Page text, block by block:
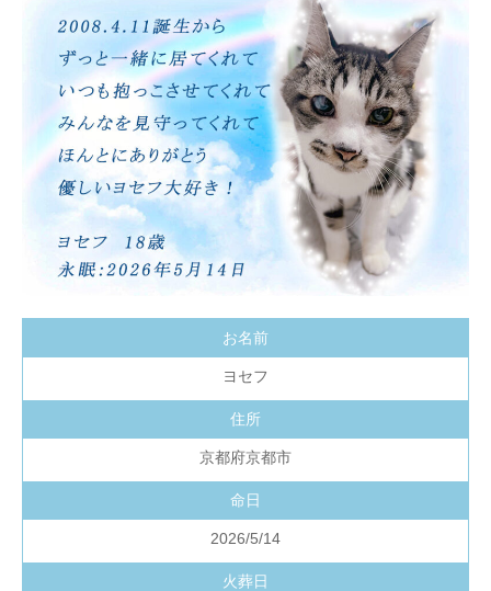
お名前
ヨセフ
住所
京都府京都市
命日
2026/5/14
火葬日